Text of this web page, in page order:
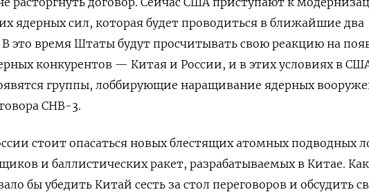
ядерных сил, которая будет проводиться в ближайшие два
В это время Штаты будут просчитывать свою реакцию на
конкурентов — Китая и России, и в этих условиях в
группы, лоббирующие наращивание ядерных
СНВ-3.
стоит опасаться новых блестящих атомных подводных
и баллистических ракет, разрабатываемых в Китае.
бы убедить Китай сесть за стол переговоров и обсудить